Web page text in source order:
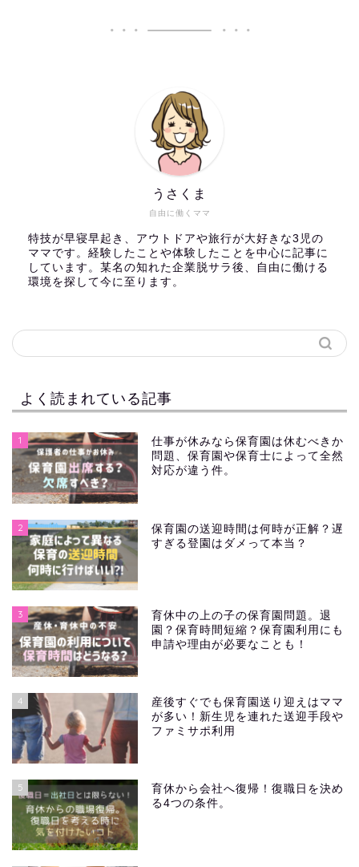
自由に働くママ
うさくま
特技が早寝早起き、アウトドアや旅行が大好きな3児の
ママです。経験したことや体験したことを中心に記事に
しています。某名の知れた企業脱サラ後、自由に働ける
環境を探して今に至ります。
よく読まれている記事
1
仕事が休みなら保育園は休むべきか
問題、保育園や保育士によって全然
対応が違う件。
2
保育園の送迎時間は何時が正解？遅
すぎる登園はダメって本当？
3
育休中の上の子の保育園問題。退
園？保育時間短縮？保育園利用にも
申請や理由が必要なことも！
4
産後すぐでも保育園送り迎えはママ
が多い！新生児を連れた送迎手段や
ファミサポ利用
5
育休から会社へ復帰！復職日を決め
る4つの条件。